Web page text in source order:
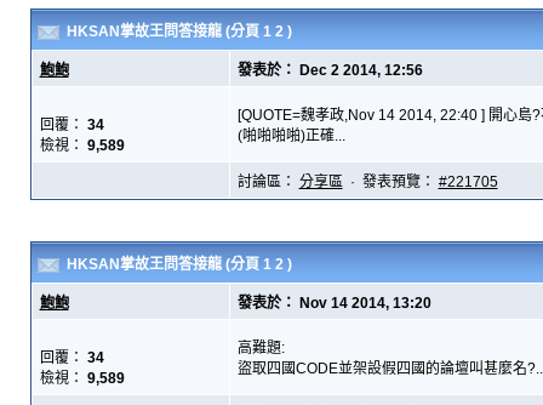
HKSAN掌故王問答接龍 (分頁 1 2 )
鮑鮑 發表於： Dec 2 2014, 12:56
回覆： 34
檢視： 9,589
[QUOTE=魏孝政,Nov 14 2014, 22:40 ] 開心島
(啪啪啪啪)正確...
討論區： 分享區· 發表預覽： #221705
HKSAN掌故王問答接龍 (分頁 1 2 )
鮑鮑 發表於： Nov 14 2014, 13:20
回覆： 34
檢視： 9,589
高難題:
盜取四國CODE並架設假四國的論壇叫甚麼名